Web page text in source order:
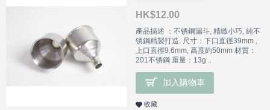
HK$12.00
產品描述 ：不锈鋼漏斗, 精緻小巧, 純不
锈鋼精製打造. 尺寸：下口直徑39mm ,
上口直徑9.6mm, 高度約50mm 材質：
201不锈鋼 重量：13g ..
加入購物車
收藏